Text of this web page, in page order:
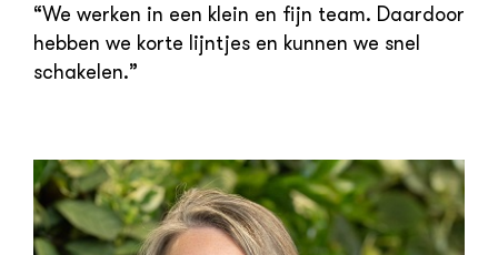
“We werken in een klein en fijn team. Daardoor
hebben we korte lijntjes en kunnen we snel
schakelen.”